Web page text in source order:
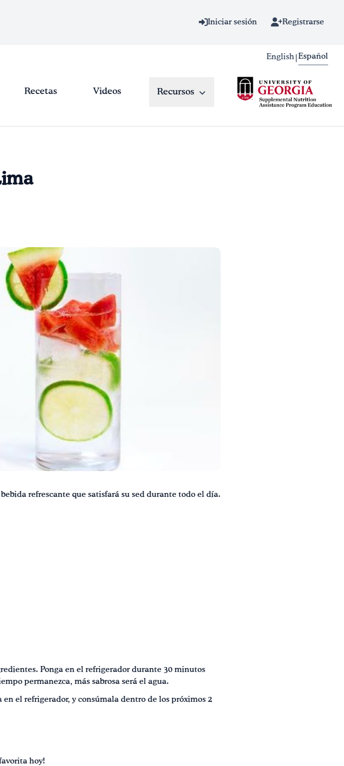
Iniciar sesión Registrarse
English Español
Recetas Videos Recursos
refrescante que satisfará su sed durante todo el día.
Ponga en el refrigerador durante 30 minutos
permanezca, más sabrosa será el agua.
en el refrigerador, y consúmala dentro de los próximos 2
hoy!